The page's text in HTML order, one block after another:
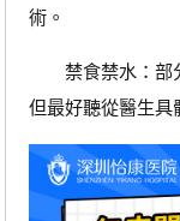
術。
禁食禁水：部分
但最好聽從醫生具